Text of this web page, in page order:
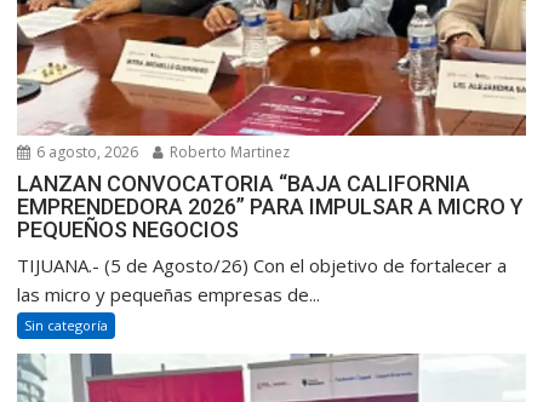
6 agosto, 2026 Roberto Martinez
LANZAN CONVOCATORIA “BAJA CALIFORNIA
EMPRENDEDORA 2026” PARA IMPULSAR A MICRO Y
PEQUEÑOS NEGOCIOS
TIJUANA.- (5 de Agosto/26) Con el objetivo de fortalecer a
las micro y pequeñas empresas de...
Sin categoría